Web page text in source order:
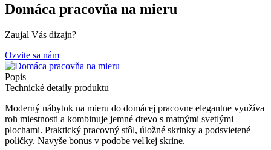
Domáca pracovňa na mieru
Zaujal Vás dizajn?
Ozvite sa nám
Popis
Technické detaily produktu
Moderný nábytok na mieru do domácej pracovne elegantne využíva
roh miestnosti a kombinuje jemné drevo s matnými svetlými
plochami. Praktický pracovný stôl, úložné skrinky a podsvietené
poličky. Navyše bonus v podobe veľkej skrine.